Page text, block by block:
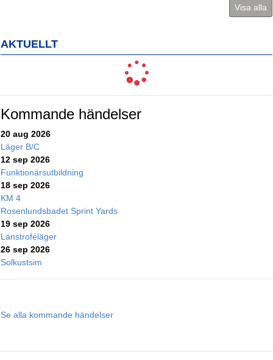
Visa alla
AKTUELLT
Kommande händelser
20 aug 2026
Läger B/C
12 sep 2026
Funktionärsutbildning
18 sep 2026
KM 4
Rosenlundsbadet Sprint Yards
19 sep 2026
Länstroféläger
26 sep 2026
Solkustsim
Se alla kommande händelser